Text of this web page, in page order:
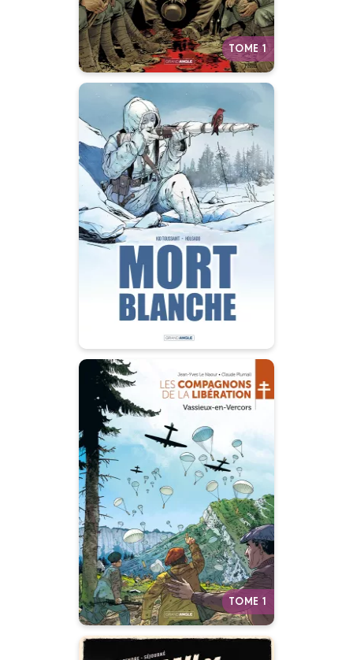
TOME 1
Mort Blanche -
histoire complète
Date de parution :
04/03/2026
Dans la neige finlandaise, un
tireur solitaire traque ses
ennemis…et les souvenirs qui le
hantent.
TOME 1
Les Compagnons
de la Libération :
Vassieux-en-
Vercors - histoire
complète
Date de parution :
05/07/2023
Le maquis qui a laissé la plus
grande empreinte dans notre
mémoire.
Autres tomes